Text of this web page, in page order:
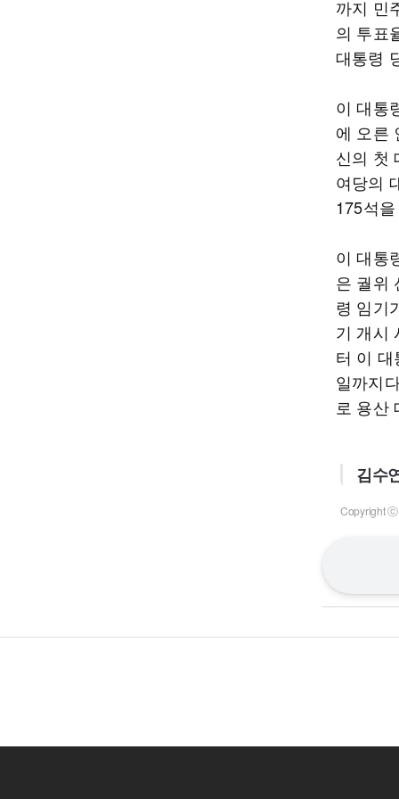
까지 민
의 투표
대통령
이 대통
에 오른
신의 첫
여당의
175석
이 대통
은 궐위
령 임기
기 개시
터 이
일까지
로 용산
김수
Copyright ⓒ